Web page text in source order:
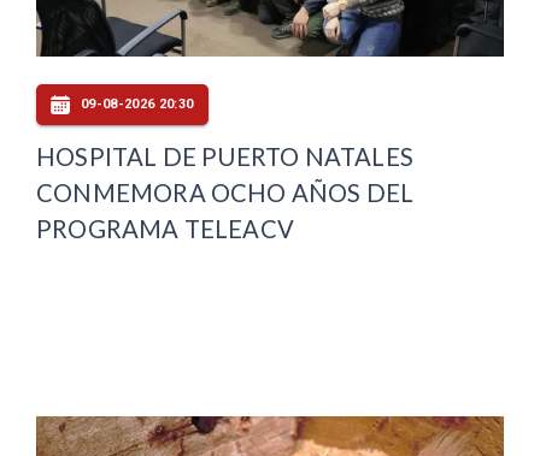
09-08-2026 20:30
HOSPITAL DE PUERTO NATALES
CONMEMORA OCHO AÑOS DEL
PROGRAMA TELEACV